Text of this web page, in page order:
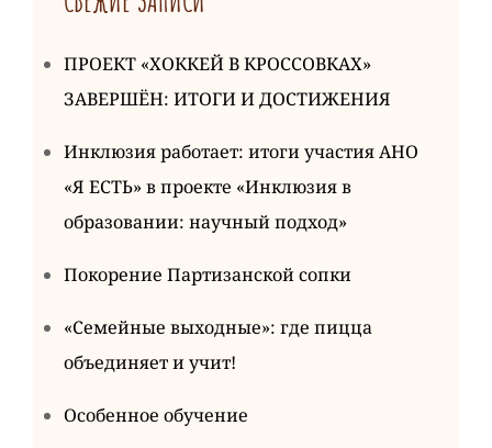
ПРОЕКТ «ХОККЕЙ В КРОССОВКАХ»
ЗАВЕРШЁН: ИТОГИ И ДОСТИЖЕНИЯ
Инклюзия работает: итоги участия АНО
«Я ЕСТЬ» в проекте «Инклюзия в
образовании: научный подход»
Покорение Партизанской сопки
«Семейные выходные»: где пицца
объединяет и учит!
Особенное обучение